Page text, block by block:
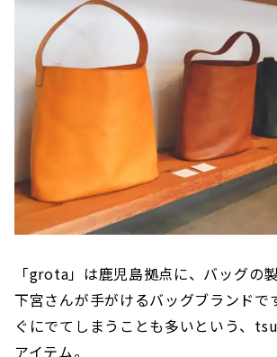
「grota」は鹿児島拠点に、バッグの
下宮さんが手がけるバッグブランドで
ぐにでてしまうことも多いという、
アイテム。